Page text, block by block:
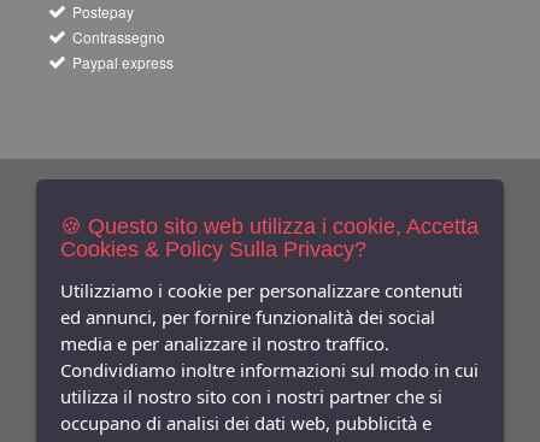
Postepay
Contrassegno
Paypal express
NewslettersIscriviti Gratis
Indica qui la tua email per ricevere sconti e newsletter.
Consenso
Privacy
Facebook
SeguiciSu
🍪 Questo sito web utilizza i cookie, Accetta
Cookies & Policy Sulla Privacy?
Utilizziamo i cookie per personalizzare contenuti
ed annunci, per fornire funzionalità dei social
media e per analizzare il nostro traffico.
Condividiamo inoltre informazioni sul modo in cui
utilizza il nostro sito con i nostri partner che si
occupano di analisi dei dati web, pubblicità e